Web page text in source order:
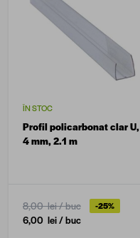
ÎN STOC
Profil policarbonat clar U,
4 mm, 2.1 m
8,00 lei/ buc -25%
6,00 lei/ buc